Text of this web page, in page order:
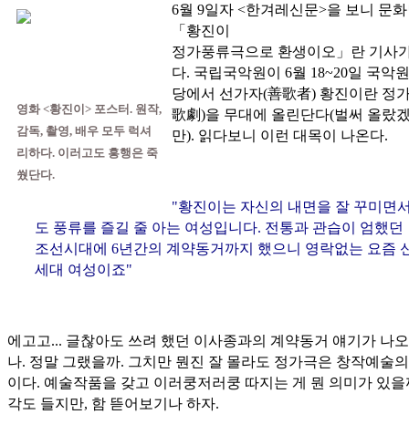
영화 <황진이> 포스터. 원작,
감독, 촬영, 배우 모두 럭셔
리하다. 이러고도 흥행은 죽
쒔단다.
6월 9일자 <한겨레신문>을 보니 문
「황진이
정가풍류극으로 환생이오」란 기사
다. 국립국악원이 6월 18~20일 국악
당에서 선가자(善歌者) 황진이란 정
歌劇)을 무대에 올린단다(벌써 올랐
만). 읽다보니 이런 대목이 나온다.
"황진이는 자신의 내면을 잘 꾸미면
도 풍류를 즐길 줄 아는 여성입니다. 전통과 관습이 엄했던
조선시대에 6년간의 계약동거까지 했으니 영락없는 요즘
세대 여성이죠"
에고고... 글찮아도 쓰려 했던 이사종과의 계약동거 얘기가 나
나. 정말 그랬을까. 그치만 뭔진 잘 몰라도 정가극은 창작예술
이다. 예술작품을 갖고 이러쿵저러쿵 따지는 게 뭔 의미가 있을
각도 들지만, 함 뜯어보기나 하자.